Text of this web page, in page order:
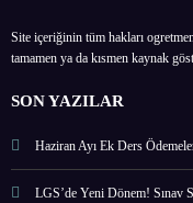
Site içeriğinin tüm hakları
tamamen ya da kısmen kaynak
SON YAZILAR
Haziran Ayı Ek Ders
LGS’de Yeni Dönem! Sınav